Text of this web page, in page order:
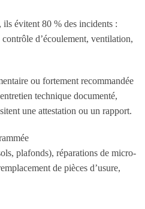
évitent 80 % des incidents :
d’écoulement, ventilation,
ou fortement recommandée
technique documenté,
une attestation ou un rapport.
plafonds), réparations de micro-
de pièces d’usure,